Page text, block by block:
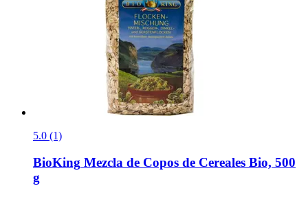
5.0 (1)
BioKing Mezcla de Copos de Cereales Bio, 500
g